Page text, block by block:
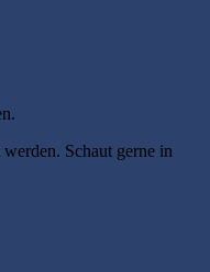
Schaut gerne in